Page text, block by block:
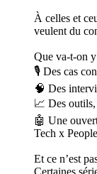
À qui
Aux DSI,
Aux équipes
agile@scale
Aux chefs de
veulent faire
À celles et
Que va-t-on